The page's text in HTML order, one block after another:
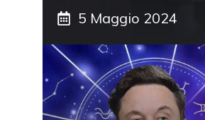
5 Maggio 2024